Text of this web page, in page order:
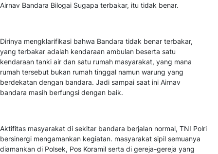
Airnav Bandara Bilogai Sugapa terbakar, itu tidak benar.
Dirinya mengklarifikasi bahwa Bandara tidak benar terbakar,
yang terbakar adalah kendaraan ambulan beserta satu
kendaraan tanki air dan satu rumah masyarakat, yang mana
rumah tersebut bukan rumah tinggal namun warung yang
berdekatan dengan bandara. Jadi sampai saat ini Airnav
bandara masih berfungsi dengan baik.
Aktifitas masyarakat di sekitar bandara berjalan normal, TNI Polri
bersinergi mengamankan kegiatan. masyarakat sipil semuanya
diamankan di Polsek, Pos Koramil serta di gereja-gereja yang